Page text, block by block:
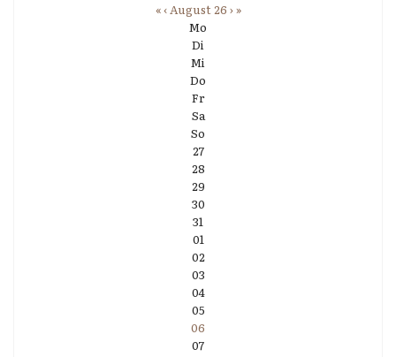
«‹August 26 ›»
Mo
Di
Mi
Do
Fr
Sa
So
27
28
29
30
31
01
02
03
04
05
06
07